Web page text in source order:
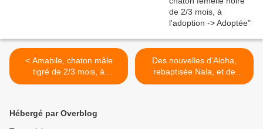
< Amabile, chaton mâle
tigré de 2/3 mois, à
l'adoption -> adopté
Des nouvelles d'Aloha,
rebaptisée Nala, et de
Wauzio, rebaptisé Kovo,
Hébergé par Overblog